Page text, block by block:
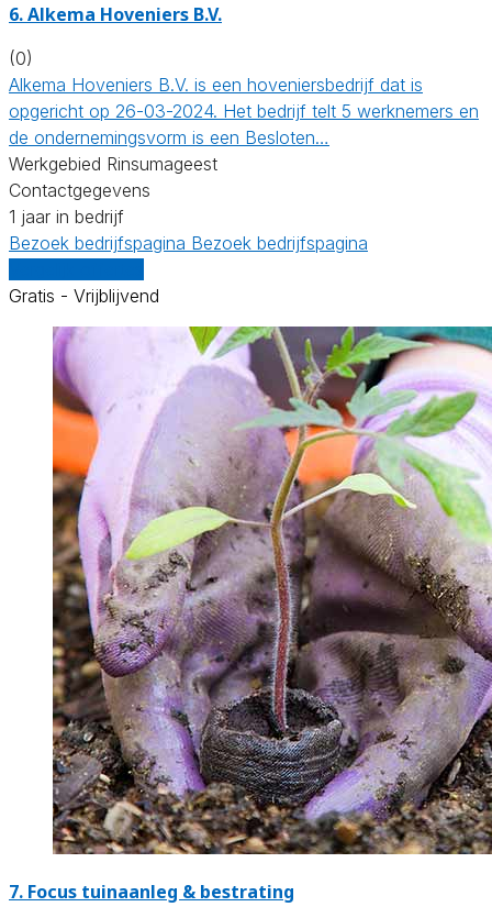
6.Alkema Hoveniers B.V.
(0)
Alkema Hoveniers B.V. is een hoveniersbedrijf dat is
opgericht op 26-03-2024. Het bedrijf telt 5 werknemers en
de ondernemingsvorm is een Besloten…
Werkgebied Rinsumageest
Contactgegevens
1 jaar in bedrijf
Bezoek bedrijfspagina Bezoek bedrijfspagina
Gratis - Vrijblijvend
7. Focus tuinaanleg & bestrating